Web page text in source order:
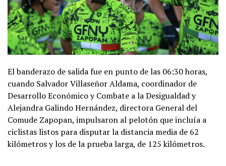
El banderazo de salida fue en punto de las 06:30 horas,
cuando Salvador Villaseñor Aldama, coordinador de
Desarrollo Económico y Combate a la Desigualdad y
Alejandra Galindo Hernández, directora General del
Comude Zapopan, impulsaron al pelotón que incluía a
ciclistas listos para disputar la distancia media de 62
kilómetros y los de la prueba larga, de 125 kilómetros.